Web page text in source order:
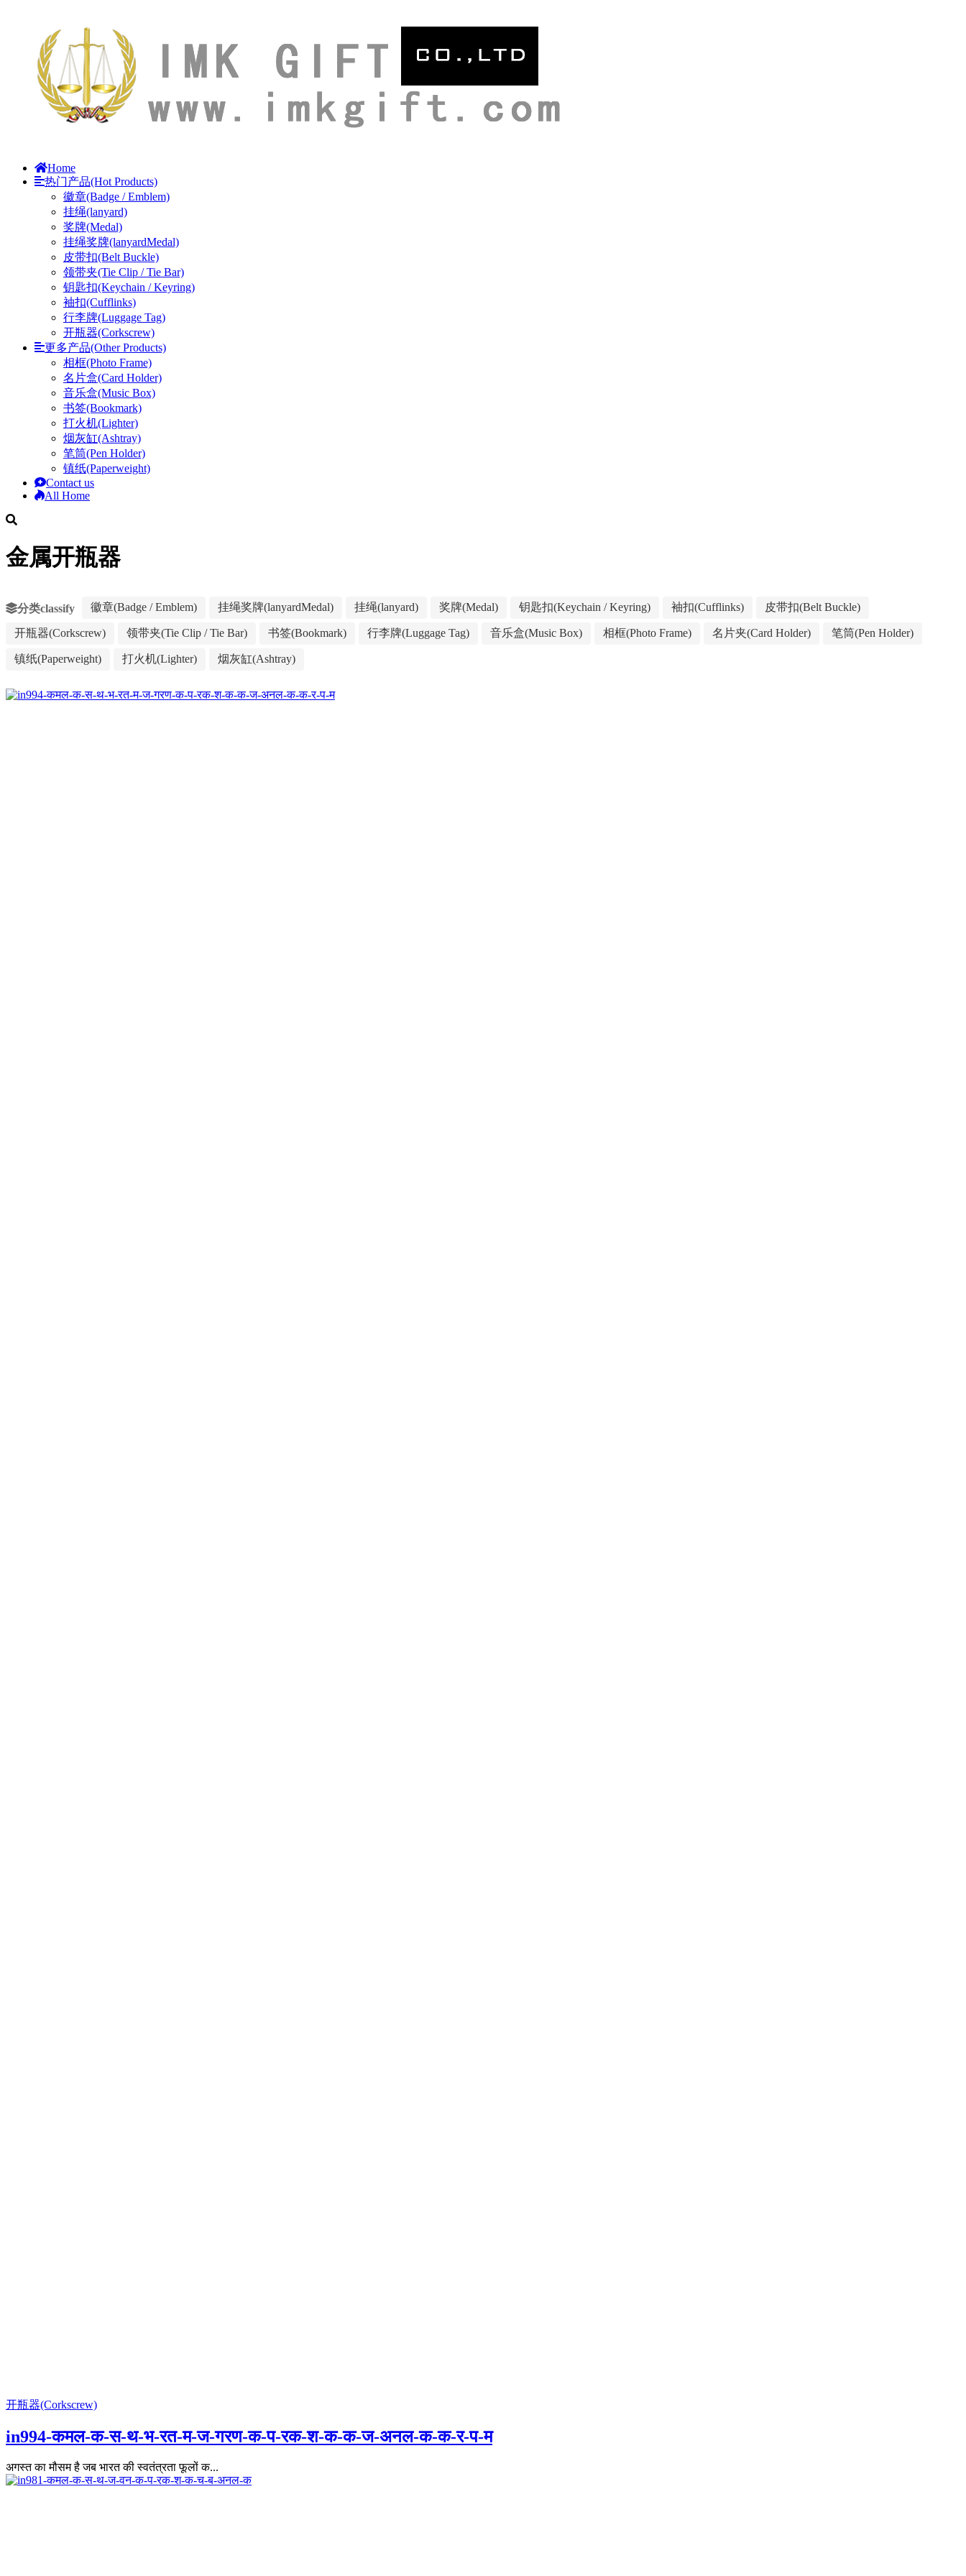
Home
热门产品(Hot Products)
徽章(Badge / Emblem)
挂绳(lanyard)
奖牌(Medal)
挂绳奖牌(lanyardMedal)
皮带扣(Belt Buckle)
领带夹(Tie Clip / Tie Bar)
钥匙扣(Keychain / Keyring)
袖扣(Cufflinks)
行李牌(Luggage Tag)
开瓶器(Corkscrew)
更多产品(Other Products)
相框(Photo Frame)
名片盒(Card Holder)
音乐盒(Music Box)
书签(Bookmark)
打火机(Lighter)
烟灰缸(Ashtray)
笔筒(Pen Holder)
镇纸(Paperweight)
Contact us
All Home
金属开瓶器
分类classify 徽章(Badge / Emblem) 挂绳奖牌(lanyardMedal) 挂绳(lanyard) 奖牌(Medal) 钥匙扣(Keychain / Keyring) 袖扣(Cufflinks) 皮带扣(Belt Buckle)
开瓶器(Corkscrew) 领带夹(Tie Clip / Tie Bar) 书签(Bookmark) 行李牌(Luggage Tag) 音乐盒(Music Box) 相框(Photo Frame) 名片夹(Card Holder) 笔筒(Pen Holder)
镇纸(Paperweight) 打火机(Lighter) 烟灰缸(Ashtray)
开瓶器(Corkscrew)
in994-कमल-क-स-थ-भ-रत-म-ज-गरण-क-प-रक-श-क-क-ज-अनल-क-क-र-प-म
अगस्त का मौसम है जब भारत की स्वतंत्रता फूलों क...